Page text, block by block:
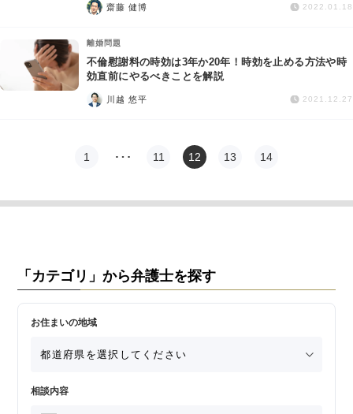
齋藤 健博 2022.01.18
離婚問題
不倫慰謝料の時効は3年か20年！時効を止める方法や時
効直前にやるべきことを解説
川越 悠平 2021.12.27
1 … 11 12 13 14
「カテゴリ」から弁護士を探す
お住まいの地域
相談内容